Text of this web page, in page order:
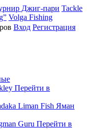
Джиг-пари Tackle
Volga Fishing
Вход Регистрация
Перейти в
Liman Fish Яман
Guru Перейти в